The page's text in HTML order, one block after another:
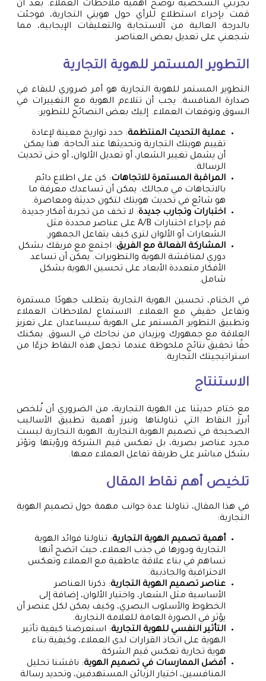
تجربتي الشخصية توضح أهمية ملاحظات العملاء. بعد أن
قمت بإجراء استطلاع للرأي حول هويتي التجارية، فوجئت
بالدرجة العالية من الاستجابة والتعليقات الإيجابية، مما
شجعني على تعديل بعض العناصر.
التطوير المستمر للهوية التجارية
التطوير المستمر للهوية التجارية هو أمر ضروري للبقاء في
صدارة المنافسة. يجب أن تتلاءم الهوية مع التغييرات في
السوق وتوقعات العملاء. إليك بعض النصائح للتطوير:
عملية التحديث المنتظمة: حدد تواريخ معينة لإعادة
تقييم هويتك التجارية وتحديثها عند الحاجة. هذا يمكن
أن يشمل تغيير الشعار، أو تعديل الألوان، أو حتى تحديث
الرسالة.
المراقبة المستمرة للاتجاهات: كن على اطلاع دائم
بالاتجاهات في مجالك. يمكن أن تساعدك معرفة ما
هو شائع في تحديث هويتك لتكون حديثة ومعاصرة.
اختبارات وتجارب جديدة: لا تخف من تجربة أفكار جديدة.
قم بإجراء اختبارات A/B على عناصر محددة مثل
الشعارات أو الألوان لترى كيف يتفاعل الجمهور.
المشاركة الفعالة مع الفريق: اجتمع مع فريقك بشكل
دوري لمناقشة الهوية والتطويرات. يمكن أن تساعد
الأفكار متعددة الأبعاد على تحسين الهوية بشكل
شامل.
في الختام، تحسين الهوية التجارية يتطلب جهودًا مستمرة
وتفاعل حقيقي مع العملاء. الاستماع لملاحظات العملاء
وتطبيق التطوير المستمر على الهوية سيساعدان على تعزيز
العلاقة مع جمهورك ويزيدان من نجاحك في السوق. يمكنك
حقًا تحقيق نتائج ملحوظة عندما تجعل هذه النقاط جزءًا من
استراتيجيتك التجارية.
الاستنتاج
مع ختام حديثنا عن الهوية التجارية، من الضروري أن نُلخص
أبرز النقاط التي تناولناها ونبرز أهمية تطبيق الأساليب
الصحيحة في تصميم الهوية التجارية. الهوية التجارية ليست
مجرد عناصر بصرية، بل تعكس قيم الشركة ورؤيتها وتؤثر
بشكل مباشر على طريقة تفاعل العملاء معها.
تلخيص أهم نقاط المقال
في هذا المقال، تناولنا عدة جوانب مهمة حول تصميم الهوية
التجارية:
أهمية تصميم الهوية التجارية: تناولنا فوائد الهوية
التجارية ودورها في جذب العملاء، حيث اتضح أنها
تساهم في بناء علاقة عاطفية مع العملاء وتعكس
الاحترافية والجاذبية.
عناصر تصميم الهوية التجارية: ذكرنا العناصر
الأساسية مثل الشعار، واختيار الألوان، إضافة إلى
الخطوط والأسلوب البصري، وكيف يمكن لكل عنصر أن
يؤثر في الصورة العامة للعلامة التجارية.
التأثير النفسي للهوية التجارية: استعرضنا كيفية تأثير
الهوية على اتخاذ القرارات لدى العملاء، وكيفية بناء
هوية تجارية تعكس قيم الشركة.
أفضل الممارسات في تصميم الهوية: ناقشنا تحليل
المنافسين، اختيار الزبائن المستهدفين، وتحديد رسالة